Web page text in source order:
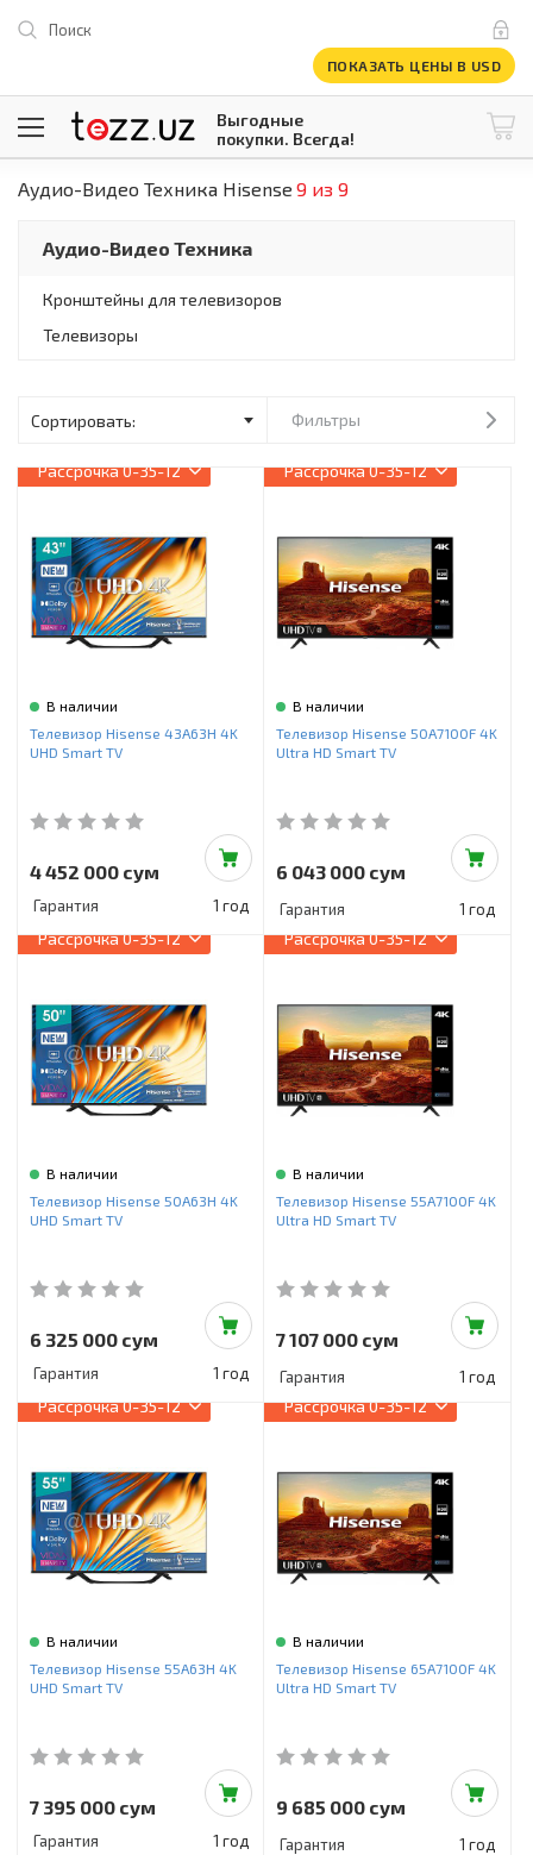
Поиск
ПОКАЗАТЬ ЦЕНЫ В USD
Выгодные
покупки. Всегда!
1 USD = 12 296.16 сум\ @tezzuz
Все категории
Компьютеры и оргтехника
Телевизоры
Климатическая техника
Мелкая бытовая техника
Инструменты и техника
Товары для дома
Красота и здоровье
Фильтры для воды
Климатическая техника
Крупнобытовая техника
Мелкая бытовая техника
Аудио-Видео Техника Hisense 9 из 9
Аудио-Видео Техника
Кронштейны для телевизоров
Телевизоры
Фильтры
Рассрочка0-35-12
В наличии
Телевизор Hisense 43A63H 4K
UHD Smart TV
4 452 000 сум
Гарантия 1 год
Рассрочка0-35-12
В наличии
Телевизор Hisense 50A7100F 4K
Ultra HD Smart TV
6 043 000 сум
Гарантия 1 год
Рассрочка0-35-12
В наличии
Телевизор Hisense 50A63H 4K
UHD Smart TV
6 325 000 сум
Гарантия 1 год
Рассрочка0-35-12
В наличии
Телевизор Hisense 55A7100F 4K
Ultra HD Smart TV
7 107 000 сум
Гарантия 1 год
Рассрочка0-35-12
В наличии
Телевизор Hisense 55A63H 4K
UHD Smart TV
7 395 000 сум
Гарантия 1 год
Рассрочка0-35-12
В наличии
Телевизор Hisense 65A7100F 4K
Ultra HD Smart TV
9 685 000 сум
Гарантия 1 год